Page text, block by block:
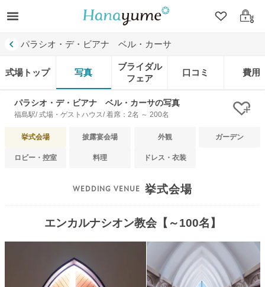
クリップ
ログ
パラシオ・デ・ビアナ ベル・カーサ
式場トップ 写真
ブライダル
フェア
口コミ 費用
パラシオ・デ・ビアナ ベル・カーサの写真
福島駅/ 式場・ゲストハウス/ 着席：2名 ～ 200名 ク
挙式会場 披露宴会場 外観 ガーデン
ロビー・控室 料理 ドレス・衣装
挙式会場
エンカルナシオン教会【～100名】